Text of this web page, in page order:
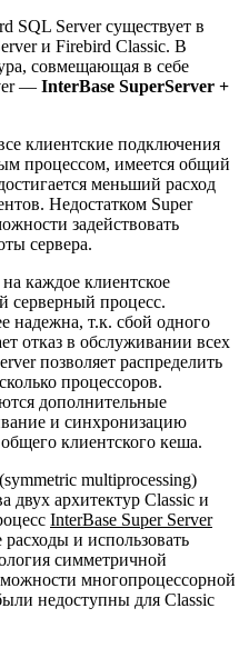
SQL Server существует в
и Firebird Classic. В
совмещающая в себе
— InterBase SuperServer +
клиентские подключения
процессом, имеется общий
меньший расход
Недостатком Super
задействовать
сервера.
каждое клиентское
серверный процесс.
надежна, т.к. сбой одного
отказ в обслуживании всех
позволяет распределить
процессоров.
дополнительные
и синхронизацию
клиентского кеша.
(symmetric multiprocessing)
двух архитектур Classic и
InterBase Super Server
и использовать
симметричной
многопроцессорной
недоступны для Classic